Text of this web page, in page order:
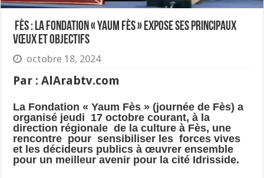
Fès : La fondation « Yaum Fès » expose ses principaux
vœux et objectifs
octobre 18, 2024
Par : AlArabtv.com
La Fondation « Yaum Fès » (journée de Fès) a
organisé jeudi 17 octobre courant, à la
direction régionale de la culture à Fès, une
rencontre pour sensibiliser les forces vives
et les décideurs publics à œuvrer ensemble
pour un meilleur avenir pour la cité Idrisside.